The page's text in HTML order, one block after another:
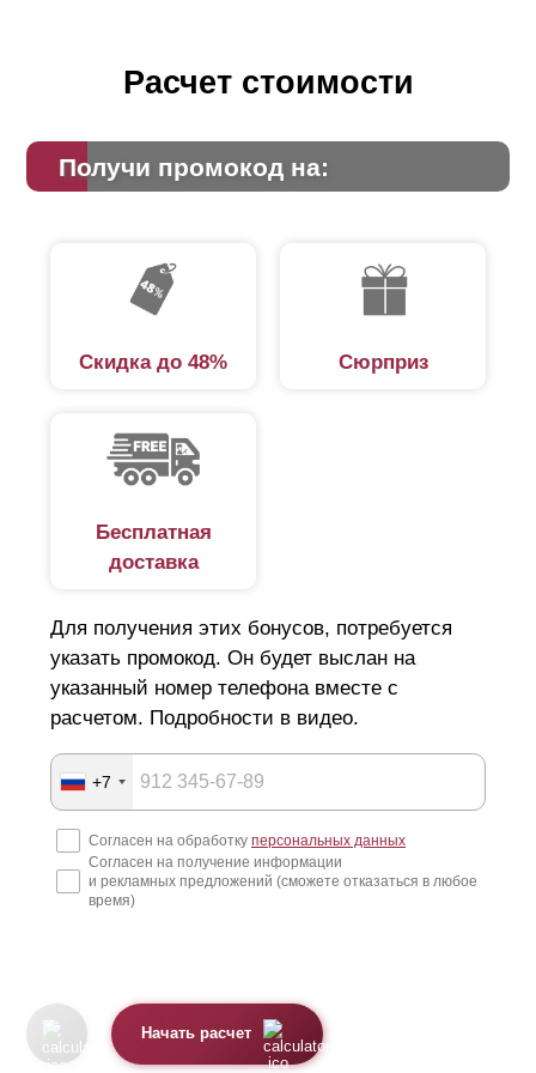
Расчет стоимости
Получи промокод на:
Скидка до 48% Сюрприз
Бесплатная
доставка
Для получения этих бонусов, потребуется
указать промокод. Он будет выслан на
указанный номер телефона вместе с
расчетом. Подробности в видео.
+7
Согласен на обработку персональных данных
Согласен на получение информации
и рекламных предложений (сможете отказаться в любое
время)
Начать расчет